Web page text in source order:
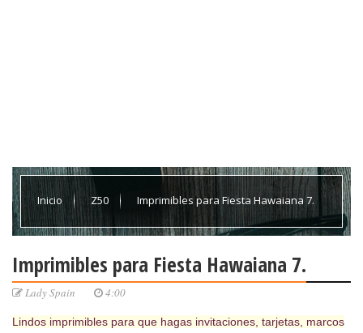
Inicio Z50 Imprimibles para Fiesta Hawaiana 7.
Imprimibles para Fiesta Hawaiana 7.
Lady Spain 4:00
Lindos imprimibles para que hagas invitaciones, tarjetas, marcos